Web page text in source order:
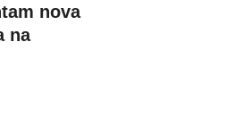
nova
na